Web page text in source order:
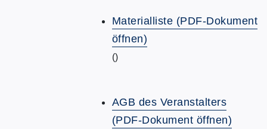
Materialliste (PDF-Dokument
öffnen)
()
AGB des Veranstalters
(PDF-Dokument öffnen)